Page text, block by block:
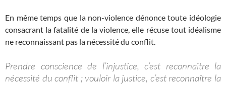
En même temps que la non-violence dénonce toute idéologie
consacrant la fatalité de la violence, elle récuse tout idéalisme
ne reconnaissant pas la nécessité du conflit.
Prendre conscience de l’injustice, c’est reconnaître la
nécessité du conflit ; vouloir la justice, c’est reconnaître la